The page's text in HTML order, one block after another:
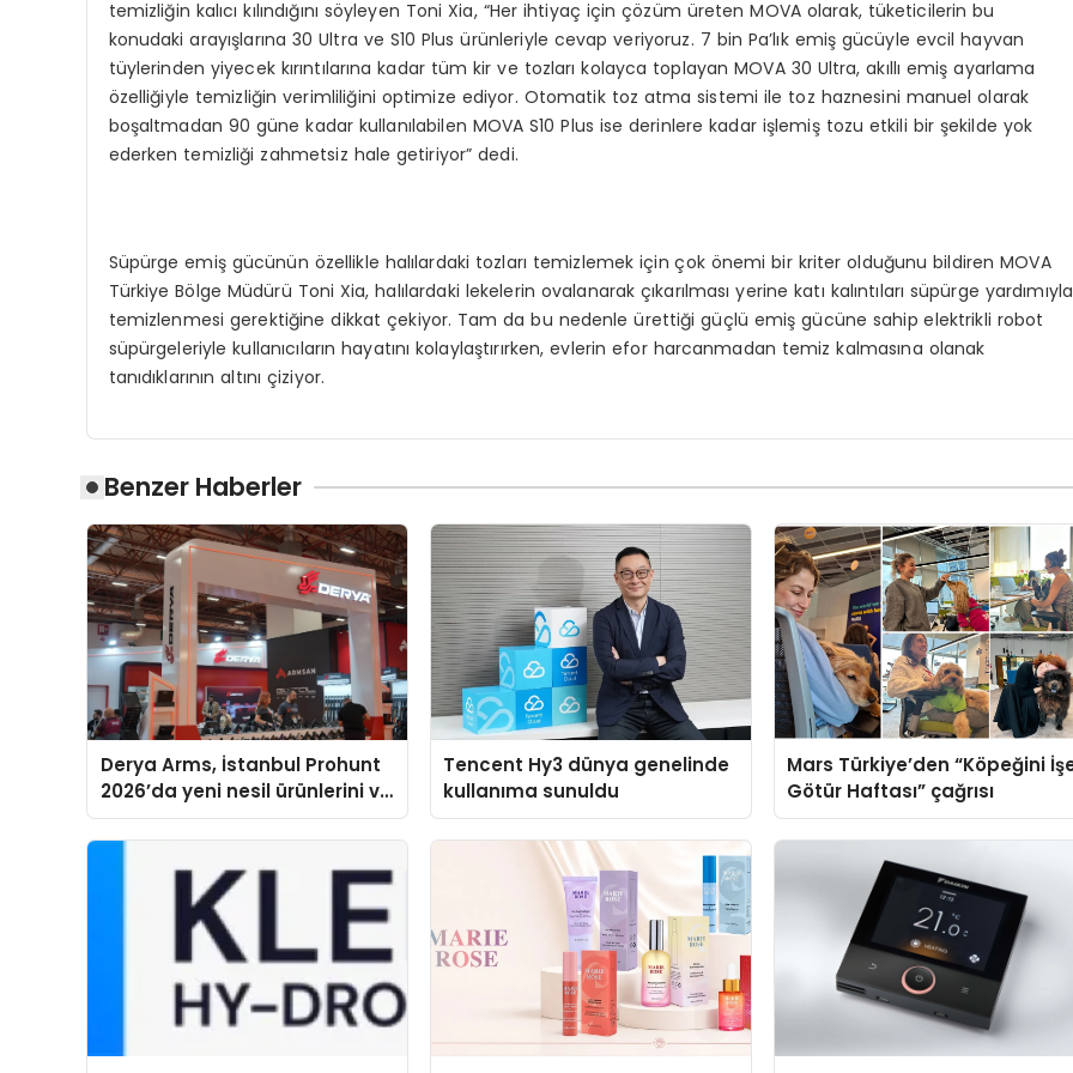
temizliğin kalıcı kılındığını söyleyen Toni Xia, “Her ihtiyaç için çözüm üreten MOVA olarak, tüketicilerin bu
konudaki arayışlarına 30 Ultra ve S10 Plus ürünleriyle cevap veriyoruz. 7 bin Pa’lık emiş gücüyle evcil hayvan
tüylerinden yiyecek kırıntılarına kadar tüm kir ve tozları kolayca toplayan MOVA 30 Ultra, akıllı emiş ayarlama
özelliğiyle temizliğin verimliliğini optimize ediyor. Otomatik toz atma sistemi ile toz haznesini manuel olarak
boşaltmadan 90 güne kadar kullanılabilen MOVA S10 Plus ise derinlere kadar işlemiş tozu etkili bir şekilde yok
ederken temizliği zahmetsiz hale getiriyor” dedi.
Süpürge emiş gücünün özellikle halılardaki tozları temizlemek için çok önemi bir kriter olduğunu bildiren MOVA
Türkiye Bölge Müdürü Toni Xia, halılardaki lekelerin ovalanarak çıkarılması yerine katı kalıntıları süpürge yardımıyla
temizlenmesi gerektiğine dikkat çekiyor. Tam da bu nedenle ürettiği güçlü emiş gücüne sahip elektrikli robot
süpürgeleriyle kullanıcıların hayatını kolaylaştırırken, evlerin efor harcanmadan temiz kalmasına olanak
tanıdıklarının altını çiziyor.
Benzer Haberler
Derya Arms, İstanbul Prohunt
2026’da yeni nesil ürünlerini ve
global marka vizyonunu
sergiledi
Tencent Hy3 dünya genelinde
kullanıma sunuldu
Mars Türkiye’den “Köpeğini
Götür Haftası” çağrısı